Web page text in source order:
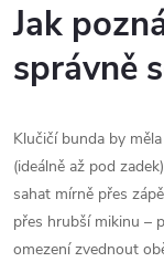
Jak
správně
Klučičí bunda by
(ideálně až pod
sahat mírně přes
přes hrubší mikinu –
omezení zvednout